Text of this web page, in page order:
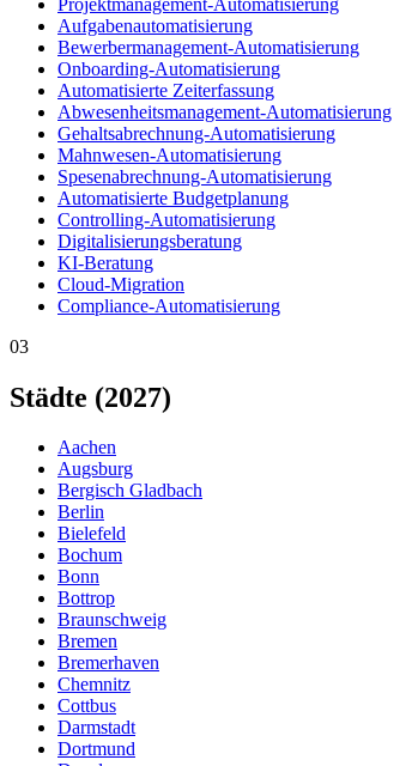
Aufgabenautomatisierung
Bewerbermanagement-Automatisierung
Onboarding-Automatisierung
Automatisierte Zeiterfassung
Abwesenheitsmanagement-Automatisierung
Gehaltsabrechnung-Automatisierung
Mahnwesen-Automatisierung
Spesenabrechnung-Automatisierung
Automatisierte Budgetplanung
Controlling-Automatisierung
Digitalisierungsberatung
KI-Beratung
Cloud-Migration
Compliance-Automatisierung
03
Städte (2027)
Aachen
Augsburg
Bergisch Gladbach
Berlin
Bielefeld
Bochum
Bonn
Bottrop
Braunschweig
Bremen
Bremerhaven
Chemnitz
Cottbus
Darmstadt
Dortmund